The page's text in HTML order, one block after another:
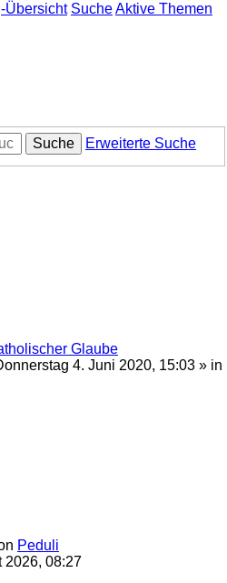
Übersicht SucheAktive Themen
Suche
Erweiterte Suche
Glaube
4. Juni 2020, 15:03 » in
Peduli
2026, 08:27